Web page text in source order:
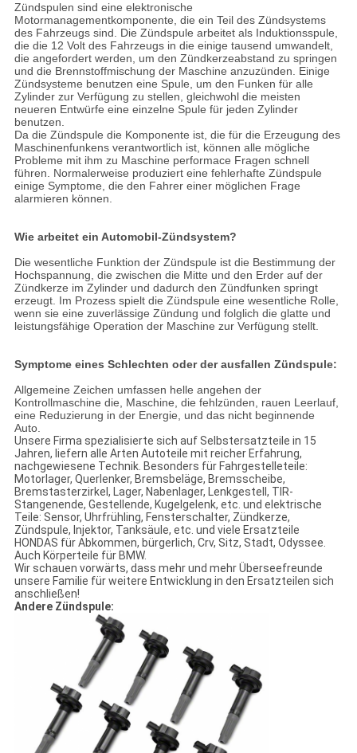
Zündspulen sind eine elektronische
Motormanagementkomponente, die ein Teil des Zündsystems
des Fahrzeugs sind. Die Zündspule arbeitet als Induktionsspule,
die die 12 Volt des Fahrzeugs in die einige tausend umwandelt,
die angefordert werden, um den Zündkerzeabstand zu springen
und die Brennstoffmischung der Maschine anzuzünden. Einige
Zündsysteme benutzen eine Spule, um den Funken für alle
Zylinder zur Verfügung zu stellen, gleichwohl die meisten
neueren Entwürfe eine einzelne Spule für jeden Zylinder
benutzen.
Da die Zündspule die Komponente ist, die für die Erzeugung des
Maschinenfunkens verantwortlich ist, können alle mögliche
Probleme mit ihm zu Maschine performace Fragen schnell
führen. Normalerweise produziert eine fehlerhafte Zündspule
einige Symptome, die den Fahrer einer möglichen Frage
alarmieren können.
Wie arbeitet ein Automobil-Zündsystem?
Die wesentliche Funktion der Zündspule ist die Bestimmung der
Hochspannung, die zwischen die Mitte und den Erder auf der
Zündkerze im Zylinder und dadurch den Zündfunken springt
erzeugt. Im Prozess spielt die Zündspule eine wesentliche Rolle,
wenn sie eine zuverlässige Zündung und folglich die glatte und
leistungsfähige Operation der Maschine zur Verfügung stellt.
Symptome eines Schlechten oder der ausfallen Zündspule:
Allgemeine Zeichen umfassen helle angehen der
Kontrollmaschine die, Maschine, die fehlzünden, rauen Leerlauf,
eine Reduzierung in der Energie, und das nicht beginnende
Auto.
Unsere Firma spezialisierte sich auf Selbstersatzteile in 15
Jahren, liefern alle Arten Autoteile mit reicher Erfahrung,
nachgewiesene Technik. Besonders für Fahrgestelleteile:
Motorlager, Querlenker, Bremsbeläge, Bremsscheibe,
Bremstasterzirkel, Lager, Nabenlager, Lenkgestell, TIR-
Stangenende, Gestellende, Kugelgelenk, etc. und elektrische
Teile: Sensor, Uhrfrühling, Fensterschalter, Zündkerze,
Zündspule, Injektor, Tanksäule, etc. und viele Ersatzteile
HONDAS für Abkommen, bürgerlich, Crv, Sitz, Stadt, Odyssee.
Auch Körperteile für BMW.
Wir schauen vorwärts, dass mehr und mehr Überseefreunde
unsere Familie für weitere Entwicklung in den Ersatzteilen sich
anschließen!
Andere Zündspule: